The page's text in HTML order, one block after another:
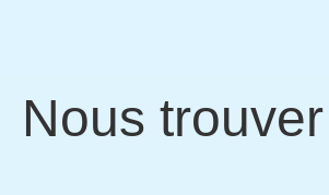
Nous trouver